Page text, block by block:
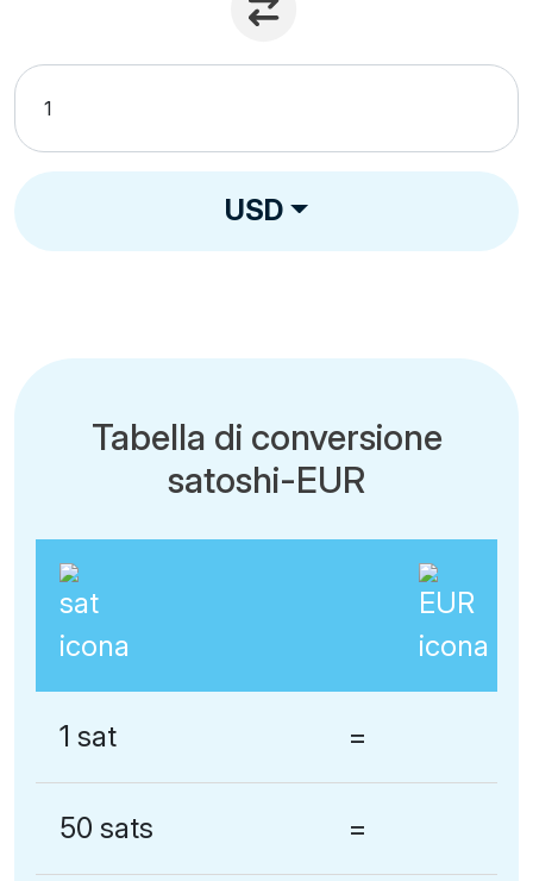
USD
Tabella di conversione
satoshi-EUR
1 sat =
50 sats =